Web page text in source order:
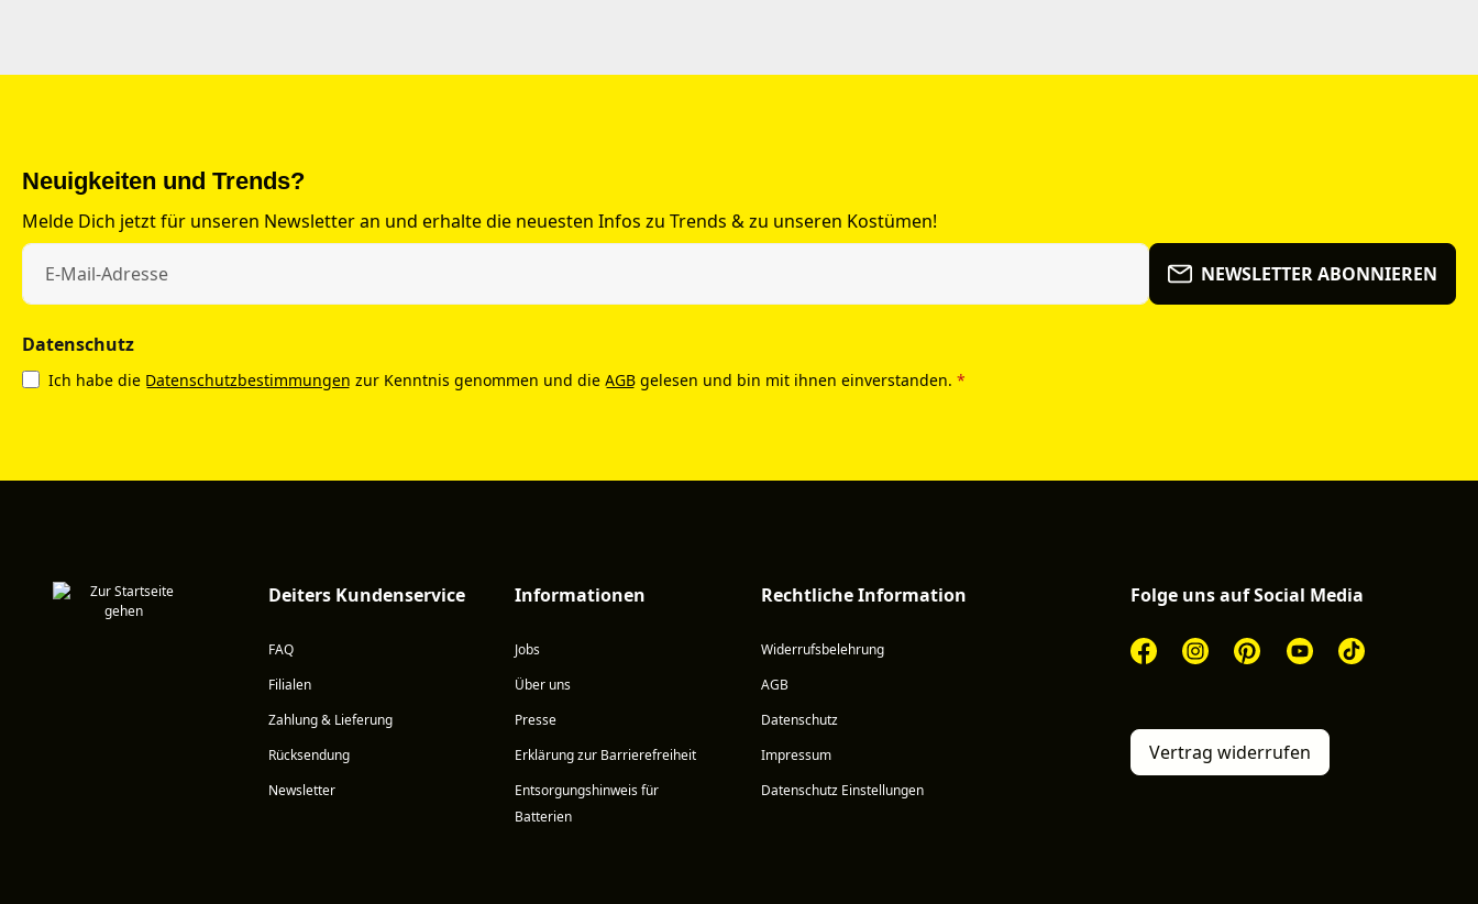
Neuigkeiten und Trends?
Melde Dich jetzt für unseren Newsletter an und erhalte die neuesten Infos zu Trends & zu unseren Kostümen!
NEWSLETTER ABONNIEREN
Datenschutz
Ich habe die Datenschutzbestimmungen zur Kenntnis genommen und die AGB gelesen und bin mit ihnen einverstanden. *
Deiters Kundenservice
FAQ
Filialen
Zahlung & Lieferung
Rücksendung
Newsletter
Informationen
Jobs
Über uns
Presse
Erklärung zur Barrierefreiheit
Entsorgungshinweis für
Batterien
Rechtliche Information
Widerrufsbelehrung
AGB
Datenschutz
Impressum
Datenschutz Einstellungen
Folge uns auf Social Media
Vertrag widerrufen